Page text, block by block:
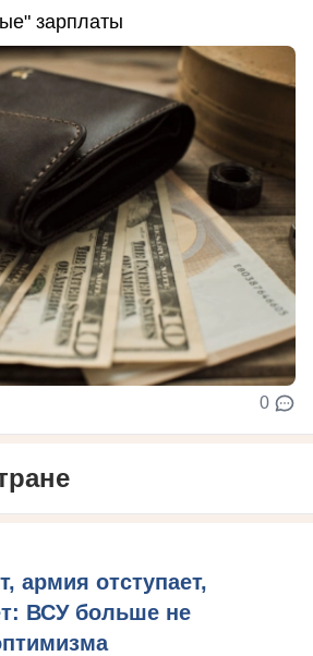
зарплаты
0
армия отступает,
ВСУ больше не